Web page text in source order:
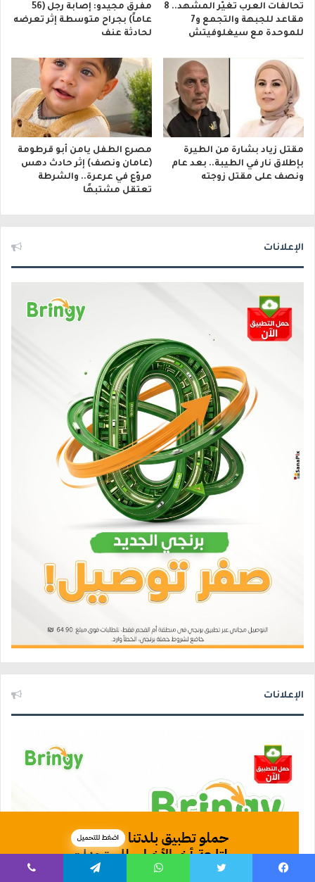
تحالفات العرب تغيّر المشهد.. 8
مقاعد للجبهة والتجمع و7
للموحدة مع سيغلوفيتش
مفرق مجيدو: إصابة رجل (56
عاماً) بجراح متوسطة إثر تعرضه
لحادثة عنف
مقتل زياد بشارة من الطيرة
بإطلاق نار في الطيبة.. بعد عام
ونصف على مقتل زوجته
مصرع الطفل يامن أبو قرطومة
(عامان ونصف) إثر حادث دهس
مروّع في عرعرة.. والشرطة
تعتقل مشتبهًا
الإعلانات
الإعلانات